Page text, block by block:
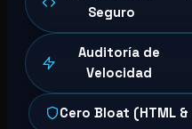
Seguro
Auditoría de
Velocidad
Cero Bloat (HTML &